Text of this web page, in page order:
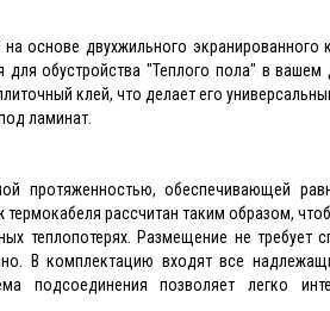
на основе двухжильного
для обустройства "Теплого пола" в
клей, что делает его
ламинат.
протяженностью, обеспечивающей
термокабеля рассчитан таким образом,
теплопотерях. Размещение не требует
В комплектацию входят все
подсоединения позволяет легко